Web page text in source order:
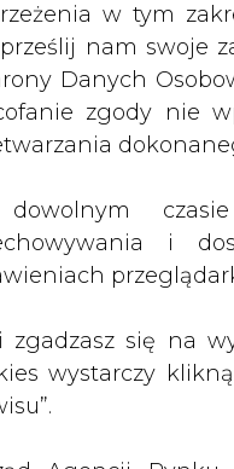
w tym
prześlij nam swoje
Danych
zgody nie
i
zgadzasz się na
wystarczy
treści
w Warszawie.
Państwa danych
prywatności.